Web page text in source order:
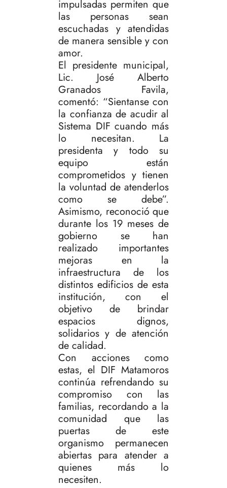
impulsadas permiten que
las personas sean
escuchadas y atendidas
de manera sensible y con
amor.
El presidente municipal,
Lic. José Alberto
Granados Favila,
comentó: “Sientanse con
la confianza de acudir al
Sistema DIF cuando más
lo necesitan. La
presidenta y todo su
equipo están
comprometidos y tienen
la voluntad de atenderlos
como se debe”.
Asimismo, reconoció que
durante los 19 meses de
gobierno se han
realizado importantes
mejoras en la
infraestructura de los
distintos edificios de esta
institución, con el
objetivo de brindar
espacios dignos,
solidarios y de atención
de calidad.
Con acciones como
estas, el DIF Matamoros
continúa refrendando su
compromiso con las
familias, recordando a la
comunidad que las
puertas de este
organismo permanecen
abiertas para atender a
quienes más lo
necesiten.